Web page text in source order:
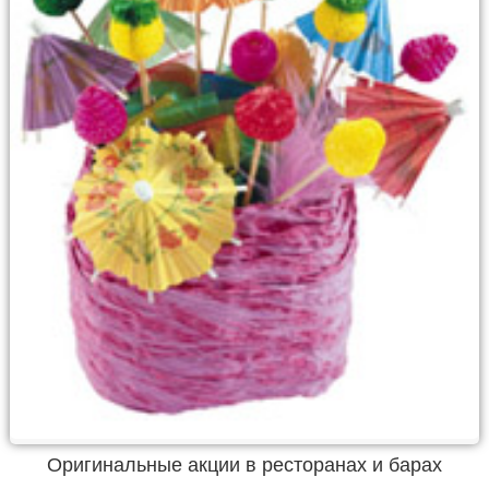
Оригинальные акции в ресторанах и барах